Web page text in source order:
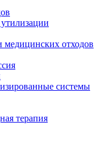
медицинских отходов
системы
терапия